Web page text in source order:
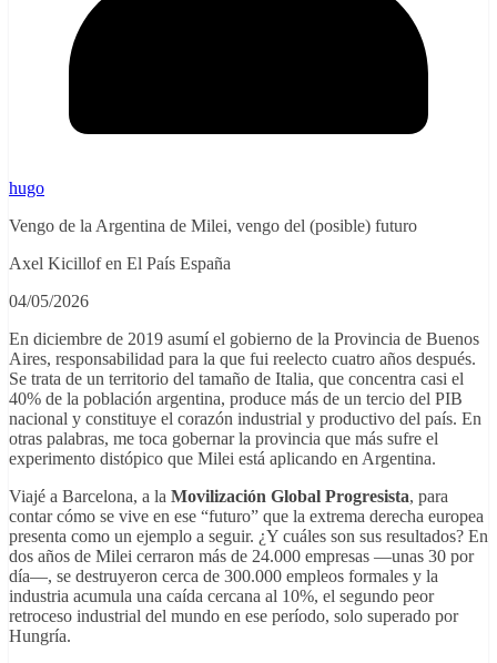
hugo
Vengo de la Argentina de Milei, vengo del (posible) futuro
Axel Kicillof en El País España
04/05/2026
En diciembre de 2019 asumí el gobierno de la Provincia de Buenos
Aires, responsabilidad para la que fui reelecto cuatro años después.
Se trata de un territorio del tamaño de Italia, que concentra casi el
40% de la población argentina, produce más de un tercio del PIB
nacional y constituye el corazón industrial y productivo del país. En
otras palabras, me toca gobernar la provincia que más sufre el
experimento distópico que Milei está aplicando en Argentina.
Viajé a Barcelona, a la Movilización Global Progresista, para
contar cómo se vive en ese “futuro” que la extrema derecha europea
presenta como un ejemplo a seguir. ¿Y cuáles son sus resultados? En
dos años de Milei cerraron más de 24.000 empresas —unas 30 por
día—, se destruyeron cerca de 300.000 empleos formales y la
industria acumula una caída cercana al 10%, el segundo peor
retroceso industrial del mundo en ese período, solo superado por
Hungría.